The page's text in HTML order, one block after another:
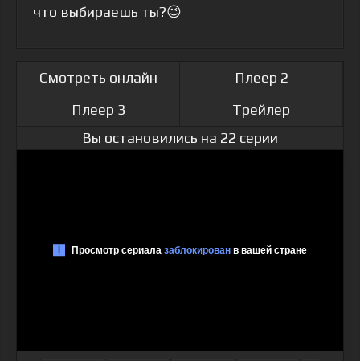
что выбираешь ты?😉
Смотреть онлайн
Плеер 2
Плеер 3
Трейлер
Вы остановились на 22 серии